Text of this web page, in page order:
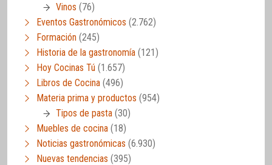
Vinos (76)
Eventos Gastronómicos (2.762)
Formación (245)
Historia de la gastronomía (121)
Hoy Cocinas Tú (1.657)
Libros de Cocina (496)
Materia prima y productos (954)
Tipos de pasta (30)
Muebles de cocina (18)
Noticias gastronómicas (6.930)
Nuevas tendencias (395)